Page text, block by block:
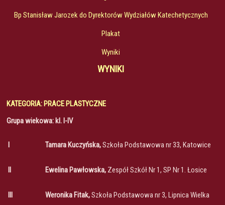
Bp Stanisław Jarozek do Dyrektorów Wydziałów Katechetycznych
Plakat
Wyniki
WYNIKI
KATEGORIA: PRACE PLASTYCZNE
Grupa wiekowa: kl. I-IV
I Tamara Kuczyńska,Szkoła Podstawowa nr 33, Katowice
II Ewelina Pawłowska, Zespół Szkół Nr 1, SP Nr 1. Łosice
III
Weronika Fitak,Szkoła Podstawowa nr 3, Lipnica Wielka